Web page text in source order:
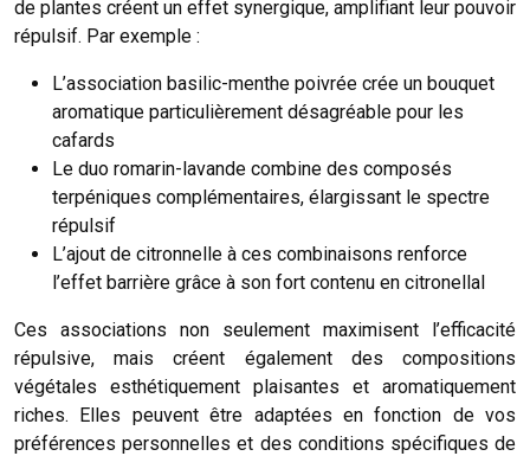
de plantes créent un effet synergique, amplifiant leur pouvoir
répulsif. Par exemple :
L’association basilic-menthe poivrée crée un bouquet
aromatique particulièrement désagréable pour les
cafards
Le duo romarin-lavande combine des composés
terpéniques complémentaires, élargissant le spectre
répulsif
L’ajout de citronnelle à ces combinaisons renforce
l’effet barrière grâce à son fort contenu en citronellal
Ces associations non seulement maximisent l’efficacité
répulsive, mais créent également des compositions
végétales esthétiquement plaisantes et aromatiquement
riches. Elles peuvent être adaptées en fonction de vos
préférences personnelles et des conditions spécifiques de